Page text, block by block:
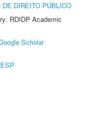
DE DIREITO PÚBLICO
RDIDP Academic
Scholar